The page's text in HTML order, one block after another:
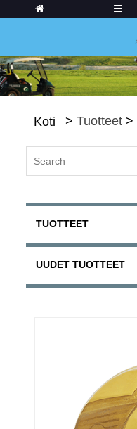
Koti > Tuotteet >
TUOTTEET
UUDET TUOTTEET